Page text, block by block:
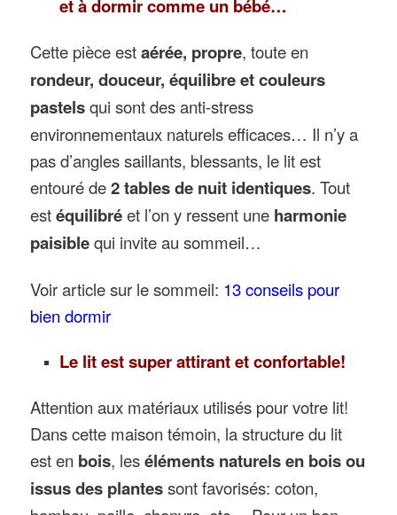
et à dormir comme un bébé…
Cette pièce estaérée, propre, toute en
rondeur, douceur, équilibre et couleurs
pastelsqui sont des anti-stress
environnementaux naturels efficaces… Il n’y a
pas d’angles saillants, blessants, le lit est
entouré de2 tables de nuit identiques. Tout
estéquilibréet l’on y ressent une harmonie
paisiblequi invite au sommeil…
Voir article sur le sommeil: 13 conseils pour
bien dormir
Le lit est super attirant et confortable!
Attention aux matériaux utilisés pour votre lit!
Dans cette maison témoin, la structure du lit
est en bois, leséléments naturels en bois ou
issus des plantessont favorisés: coton,